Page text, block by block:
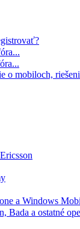
o mobiloch,
a Windows
a ostatné